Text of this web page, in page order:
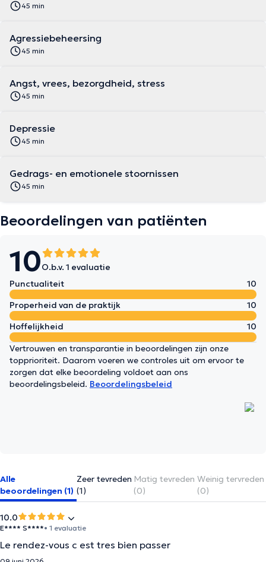
45 min
Agressiebeheersing
45 min
Angst, vrees, bezorgdheid, stress
45 min
Depressie
45 min
Gedrags- en emotionele stoornissen
45 min
Beoordelingen van patiënten
10O.b.v. 1 evaluatie
Punctualiteit
10
Properheid van de praktijk
10
Hoffelijkheid
10
Vertrouwen en transparantie in beoordelingen zijn onze
topprioriteit. Daarom voeren we controles uit om ervoor te
zorgen dat elke beoordeling voldoet aan ons
beoordelingsbeleid. Beoordelingsbeleid
Alle
beoordelingen (1)
Zeer tevreden
(1)
Matig tevreden
(0)
Weinig tervreden
(0)
10.0
E**** S****• 1 evaluatie
Le rendez-vous c est tres bien passer